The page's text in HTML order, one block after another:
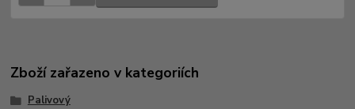
Zboží zařazeno v kategoriích
Palivový